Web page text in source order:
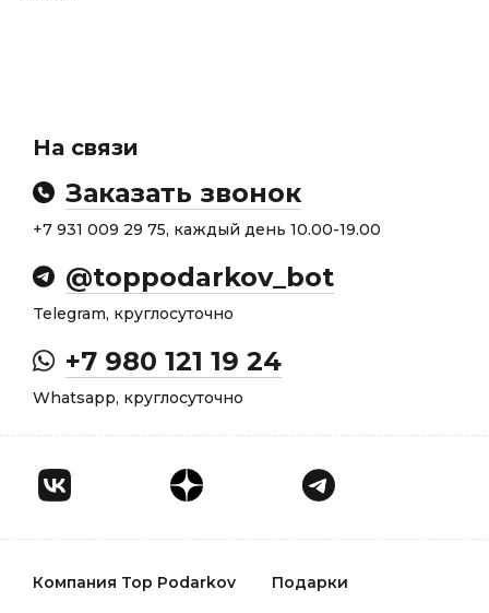
На связи
Заказать звонок
+7 931 009 29 75, каждый день 10.00-19.00
@toppodarkov_bot
Telegram, круглосуточно
+7 980 121 19 24
Whatsapp, круглосуточно
Компания Top Podarkov Подарки